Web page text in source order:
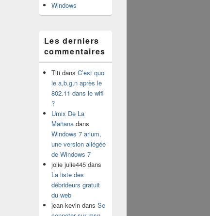
Windows
Les derniers
commentaires
Titidans C’est quoi
le a,b,g,n après le
802.11 dans le wifi
?
Umix De La
Mañanadans
Windows 7 arium,
une version allégée
de Windows 7
jolie julie445dans
La liste des
débrideurs gratuit
du web
jean-kevindans Se